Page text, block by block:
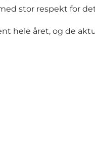
stor respekt for
hele året, og de